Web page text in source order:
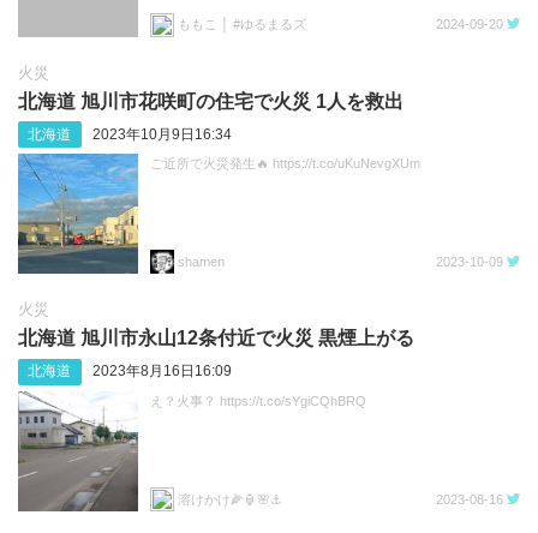
ももこ │ #ゆるまるズ 2024-09-20
火災
北海道 旭川市花咲町の住宅で火災 1人を救出
北海道 2023年10月9日16:34
ご近所で火災発生🔥 https://t.co/uKuNevgXUm
shamen 2023-10-09
火災
北海道 旭川市永山12条付近で火災 黒煙上がる
北海道 2023年8月16日16:09
え？火事？ https://t.co/sYgiCQhBRQ
溶けかけ🌽🏮🌸⚓ 2023-08-16